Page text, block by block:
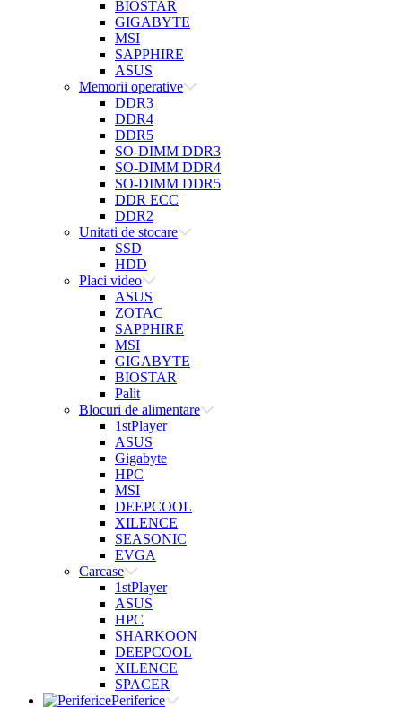
BIOSTAR
GIGABYTE
MSI
SAPPHIRE
ASUS
Memorii operative
DDR3
DDR4
DDR5
SO-DIMM DDR3
SO-DIMM DDR4
SO-DIMM DDR5
DDR ECC
DDR2
Unitati de stocare
SSD
HDD
Placi video
ASUS
ZOTAC
SAPPHIRE
MSI
GIGABYTE
BIOSTAR
Palit
Blocuri de alimentare
1stPlayer
ASUS
Gigabyte
HPC
MSI
DEEPCOOL
XILENCE
SEASONIC
EVGA
Carcase
1stPlayer
ASUS
HPC
SHARKOON
DEEPCOOL
XILENCE
SPACER
Periferice